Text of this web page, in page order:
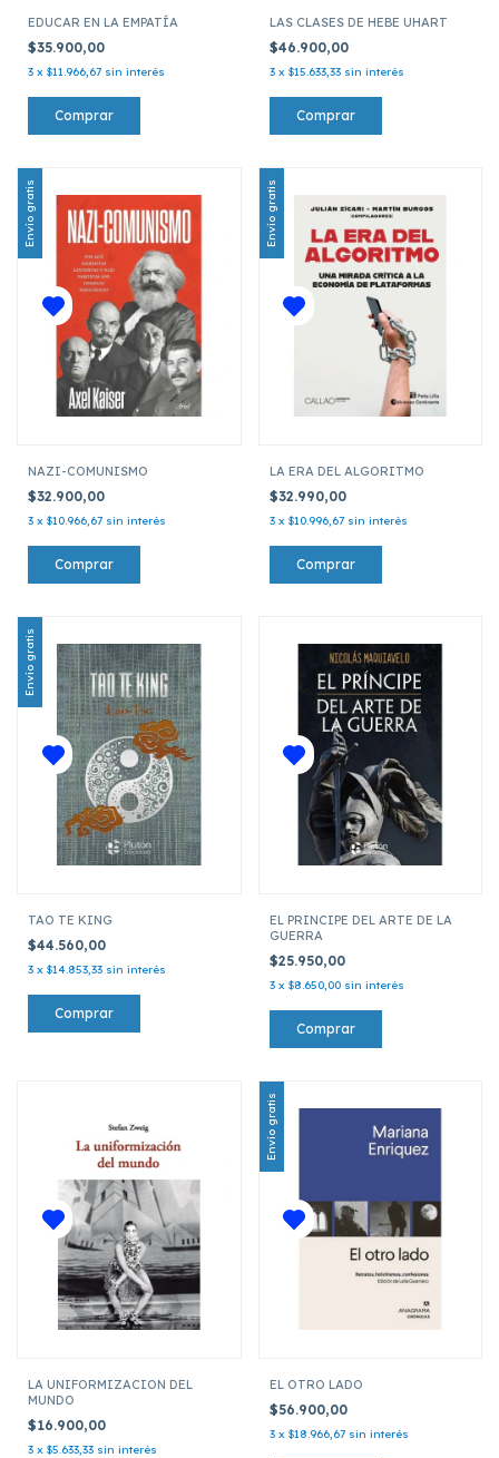
EDUCAR EN LA EMPATÍA
$35.900,00
3 x $11.966,67 sin interés
LAS CLASES DE HEBE UHART
$46.900,00
3 x $15.633,33 sin interés
Envío gratis
NAZI-COMUNISMO
$32.900,00
3 x $10.966,67 sin interés
Envío gratis
LA ERA DEL ALGORITMO
$32.990,00
3 x $10.996,67 sin interés
Envío gratis
TAO TE KING
$44.560,00
3 x $14.853,33 sin interés
EL PRINCIPE DEL ARTE DE LA
GUERRA
$25.950,00
3 x $8.650,00 sin interés
LA UNIFORMIZACION DEL
MUNDO
$16.900,00
3 x $5.633,33 sin interés
Envío gratis
EL OTRO LADO
$56.900,00
3 x $18.966,67 sin interés